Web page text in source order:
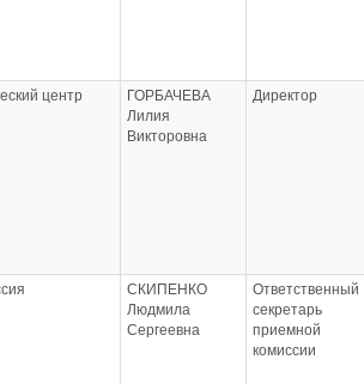
центр
ГОРБАЧЕВА
Лилия
Викторовна
Директор
СКИПЕНКО
Людмила
Сергеевна
Ответственный
секретарь
приемной
комиссии